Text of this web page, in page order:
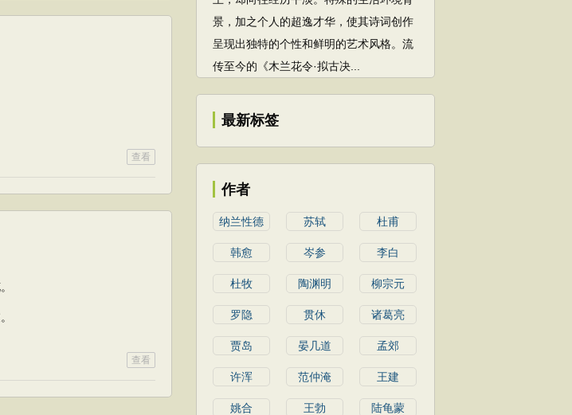
查看
查看
景，加之个人的超逸才华，使其诗词创作
呈现出独特的个性和鲜明的艺术风格。流
传至今的《木兰花令·拟古决...
最新标签
作者
纳兰性德 苏轼 杜甫
韩愈 岑参 李白
杜牧 陶渊明 柳宗元
罗隐 贯休 诸葛亮
贾岛 晏几道 孟郊
许浑 范仲淹 王建
姚合 王勃 陆龟蒙